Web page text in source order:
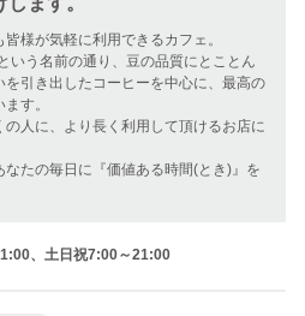
様が気軽に利用できるカフェ。
いう名前の通り、豆の品質にとことん
引き出したコーヒーを中心に、最高の
す。
人に、より長く利用して頂けるお店に
たの毎日に『価値ある時間(とき)』を
、土日祝7:00～21:00